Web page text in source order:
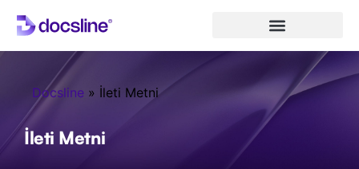
Docsline » İleti Metni
İleti Metni